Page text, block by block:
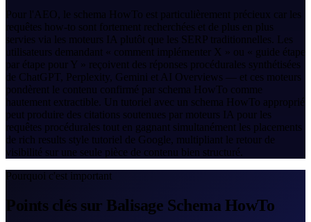
Pour l'AEO, le schema HowTo est particulièrement précieux car les
requêtes how-to sont fortement recherchées et de plus en plus
servies via les moteurs IA plutôt que les SERP traditionnelles. Les
utilisateurs demandant « comment implémenter X » ou « guide étape
par étape pour Y » reçoivent des réponses procédurales synthétisées
de ChatGPT, Perplexity, Gemini et AI Overviews — et ces moteurs
pondèrent le contenu confirmé par schema HowTo comme
hautement extractible. Un tutoriel avec un schema HowTo approprié
peut produire des citations soutenues par moteurs IA pour les
requêtes procédurales tout en gagnant simultanément les placements
de rich results style tutoriel de Google, multipliant le retour de
visibilité sur une seule pièce de contenu bien structuré.
Pourquoi c'est important
Points clés sur Balisage Schema HowTo